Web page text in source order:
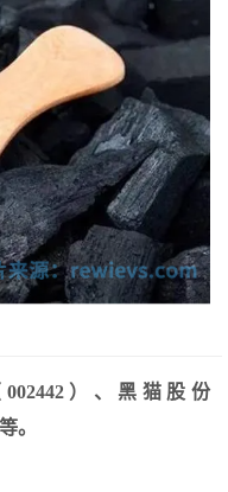
）、黑猫股份
。